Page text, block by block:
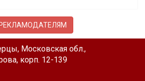
Московская обл.,
корп. 12-139